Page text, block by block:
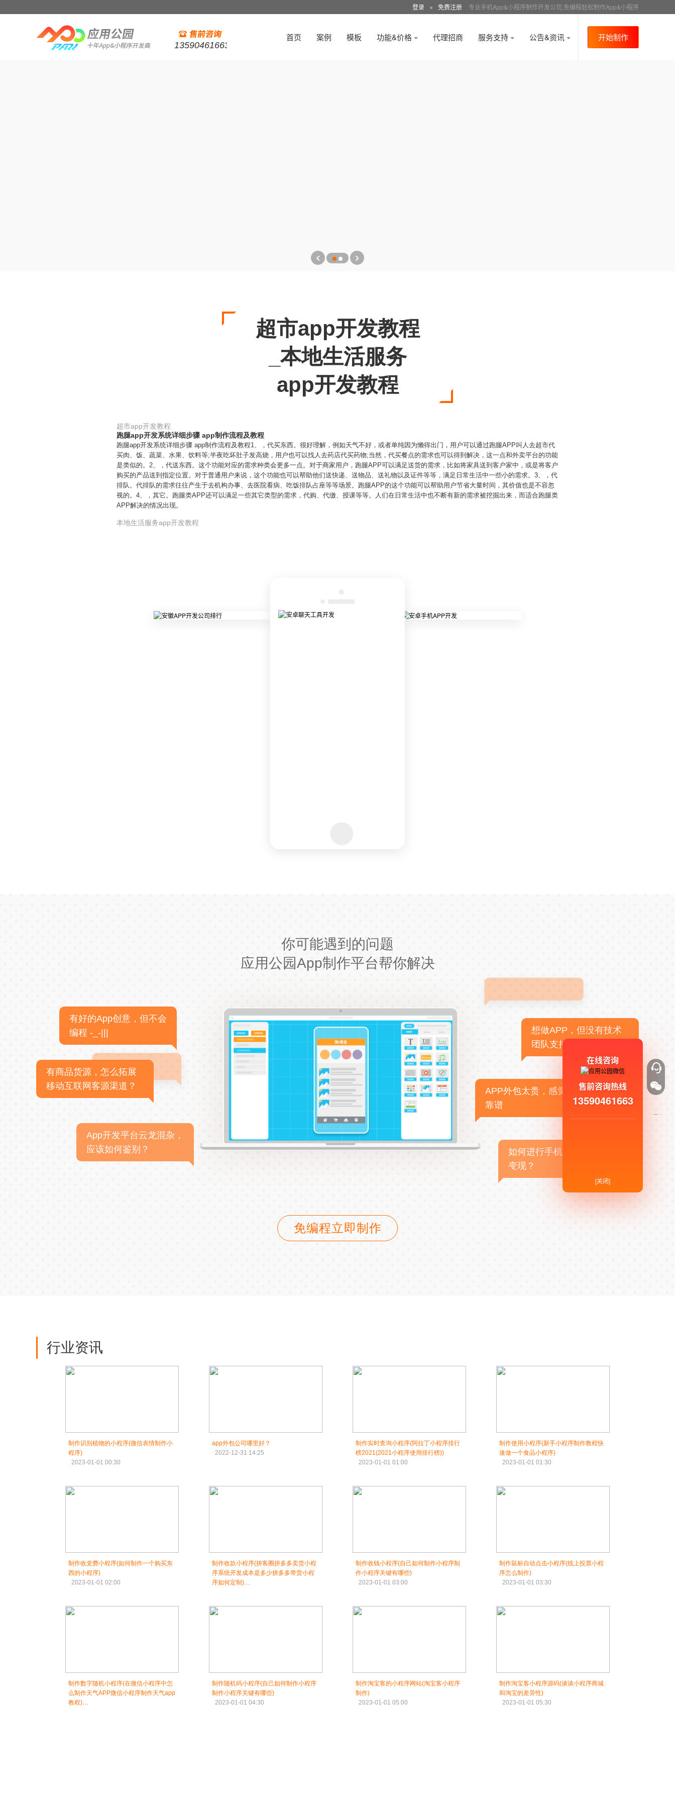
登录 ● 免费注册 专业手机App&小程序制作开发公司,免编程轻松制作App&小程序
13590461663
首页 案例 模板 功能&价格 代理招商 服务支持 公告&资讯 开始制作
超市app开发教程
_本地生活服务
app开发教程
超市app开发教程
跑腿app开发系统详细步骤 app制作流程及教程
跑腿app开发系统详细步骤 app制作流程及教程1、，代买东西。很好理解，例如天气不好，或者单纯因为懒得出门，用户可以通过跑腿APP叫人去超市代
买肉、饭、蔬菜、水果、饮料等;半夜吃坏肚子发高烧，用户也可以找人去药店代买药物;当然，代买餐点的需求也可以得到解决，这一点和外卖平台的功能
是类似的。2、，代送东西。这个功能对应的需求种类会更多一点。对于商家用户，跑腿APP可以满足送货的需求，比如将家具送到客户家中，或是将客户
购买的产品送到指定位置。对于普通用户来说，这个功能也可以帮助他们送快递、送物品、送礼物以及证件等等，满足日常生活中一些小的需求。3、，代
排队。代排队的需求往往产生于去机构办事、去医院看病、吃饭排队占座等等场景。跑腿APP的这个功能可以帮助用户节省大量时间，其价值也是不容忽
视的。4、，其它。跑腿类APP还可以满足一些其它类型的需求，代购、代缴、授课等等。人们在日常生活中也不断有新的需求被挖掘出来，而适合跑腿类
APP解决的情况出现。
本地生活服务app开发教程
你可能遇到的问题
应用公园App制作平台帮你解决
有好的App创意，但不会
编程 -_-|||
有商品货源，怎么拓展
移动互联网客源渠道？
App开发平台云龙混杂，
应该如何鉴别？
想做APP，但没有技术
团队支持
APP外包太贵，感觉不
靠谱
如何进行手机APP商业
变现？
免编程立即制作
行业资讯
制作识别植物的小程序(微信表情制作小
程序)
2023-01-01 00:30
app外包公司哪里好？
2022-12-31 14:25
制作实时查询小程序(阿拉丁小程序排行
榜2021(2021小程序使用排行榜))
2023-01-01 01:00
制作使用小程序(新手小程序制作教程快
速做一个食品小程序)
2023-01-01 01:30
制作收党费小程序(如何制作一个购买东
西的小程序)
2023-01-01 02:00
制作收款小程序(拼客圈拼多多卖货小程
序系统开发成本是多少拼多多带货小程
序如何定制)
制作收钱小程序(自己如何制作小程序制
作小程序关键有哪些)
2023-01-01 03:00
制作鼠标自动点击小程序(线上投票小程
序怎么制作)
2023-01-01 03:30
制作数字随机小程序(在微信小程序中怎
么制作天气APP微信小程序制作天气app
教程)
制作随机码小程序(自己如何制作小程序
制作小程序关键有哪些)
2023-01-01 04:30
制作淘宝客的小程序网站(淘宝客小程序
制作)
2023-01-01 05:00
制作淘宝客小程序源码(谈谈小程序商城
和淘宝的差异性)
2023-01-01 05:30
在线咨询
售前咨询热线
13590461663
[关闭]